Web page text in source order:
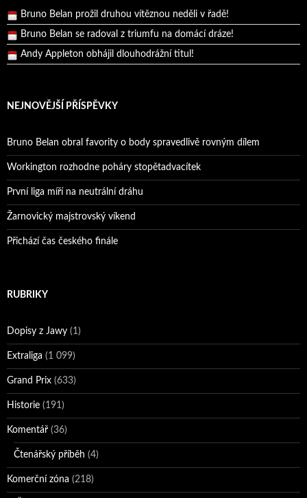
Bruno Belan se radoval z triumfu na domácí dráze!
Andy Appleton obhájil dlouhodrážní titul!
Reprezentační dvojice brala český titul!
NEJNOVĚJŠÍ PŘÍSPĚVKY
Bruno Belan obral favority o body spravedlivě rovným dílem
Workington rozhodne poháry stopětadvacítek
První liga míří na neutrální dráhu
Žarnovický majstrovský víkend
Přichází čas českého finále
RUBRIKY
Dopisy z Jawy (1)
Extraliga (1 099)
Grand Prix (633)
Historie (191)
Komentář (36)
Čtenářský příběh (4)
Komerční zóna (218)